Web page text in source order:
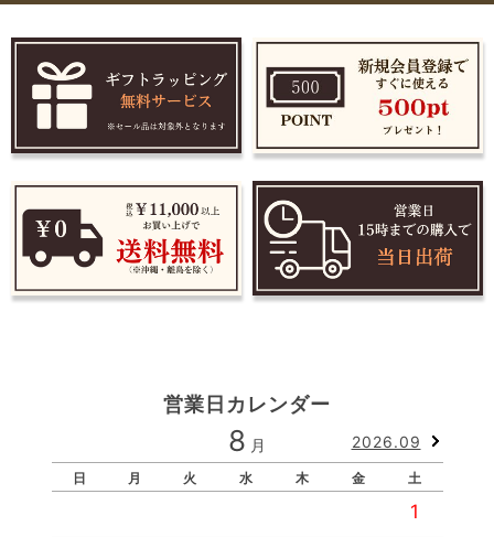
営業日カレンダー
8 月 2026.09
日 月 火 水 木 金 土
1